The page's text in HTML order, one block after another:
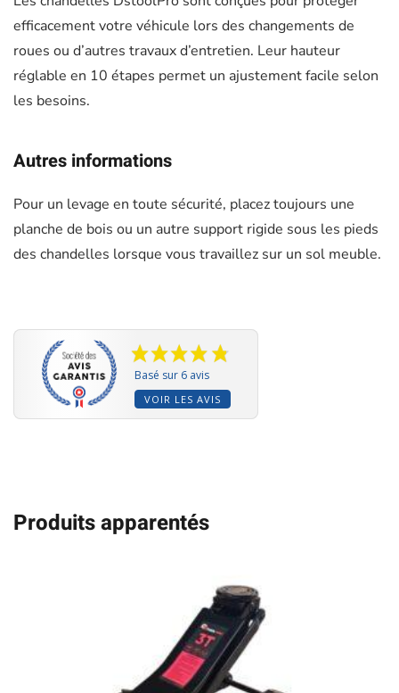
efficacement votre véhicule lors des changements de
roues ou d’autres travaux d’entretien. Leur hauteur
réglable en 10 étapes permet un ajustement facile selon
les besoins.
Autres informations
Pour un levage en toute sécurité, placez toujours une
planche de bois ou un autre support rigide sous les pieds
des chandelles lorsque vous travaillez sur un sol meuble.
Basé sur 6 avis
VOIR LES AVIS
Produits apparentés